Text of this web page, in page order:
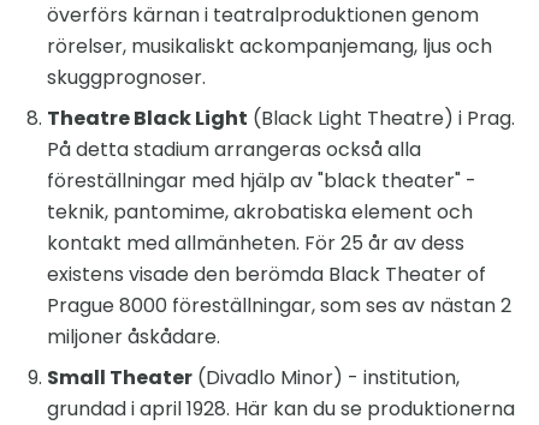
överförs kärnan i teatralproduktionen genom
rörelser, musikaliskt ackompanjemang, ljus och
skuggprognoser.
Theatre Black Light (Black Light Theatre) i Prag.
På detta stadium arrangeras också alla
föreställningar med hjälp av "black theater" -
teknik, pantomime, akrobatiska element och
kontakt med allmänheten. För 25 år av dess
existens visade den berömda Black Theater of
Prague 8000 föreställningar, som ses av nästan 2
miljoner åskådare.
Small Theater (Divadlo Minor) - institution,
grundad i april 1928. Här kan du se produktionerna